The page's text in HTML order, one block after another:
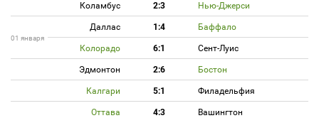
Коламбус 2:3 Нью-Джерси
Даллас 1:4 Баффало
01 января
Колорадо 6:1 Сент-Луис
Эдмонтон 2:6 Бостон
Калгари 5:1 Филадельфия
Оттава 4:3 Вашингтон